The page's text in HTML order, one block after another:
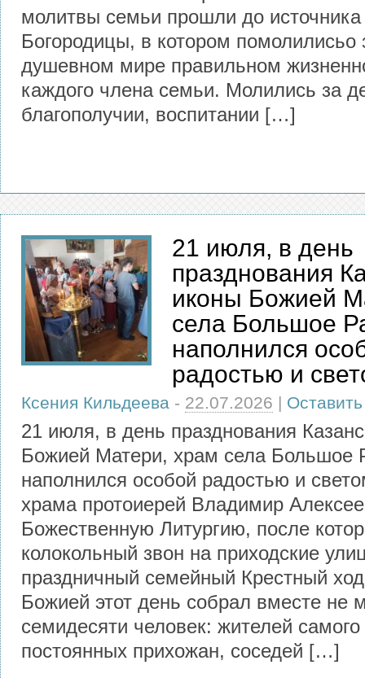
молитвы семьи прошли до источника
Богородицы, в котором помолилисьо
душевном мире правильном
каждого члена семьи. Молились за
благополучии, воспитании […]
21 июля, в день
празднования
иконы Божией
села Большое
наполнился
радостью и
Ксения Кильдеева - 22.07.2026 |
21 июля, в день празднования
Божией Матери, храм села Большое
наполнился особой радостью и
храма протоиерей Владимир
Божественную Литургию, после
колокольный звон на приходские
праздничный семейный Крестный
Божией этот день собрал вместе не
семидесяти человек: жителей
постоянных прихожан, соседей […]